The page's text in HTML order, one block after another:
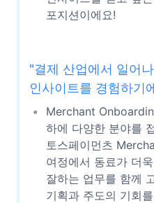
포지션이에요!
"결제 산업에서 일어
인사이트를 경험하기
Merchant
하에 다양한 분야를
토스페이먼츠
여정에서 동료가 더
잘하는 업무를 함께
기획과 주도의 기회